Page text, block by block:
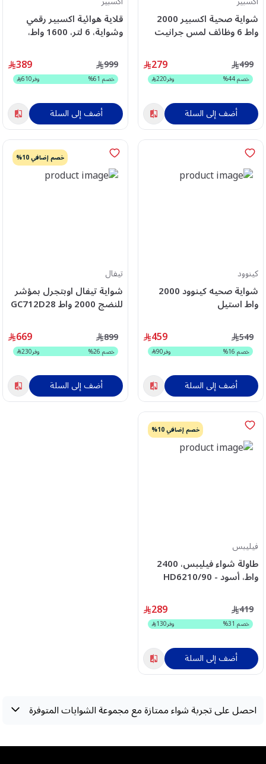
شواية صحية اكسبير 2000
واط 6 وظائف لمس جرانيت
279 499
خصم44
% وفر220
أضف إلى السلة
قلاية هوائية اكسبير رقمي
وشواية، 6 لتر، 1600 واط،
389 999
خصم 61
% وفر610
أضف إلى السلة
كينوود
شواية صحيه كينوود 2000
واط استيل
459 549
خصم 16
% وفر90
أضف إلى السلة
خصم إضافي 10%
تيفال
شواية تيفال اوبتجرل بمؤشر
للنضج 2000 واط GC712D28
669 899
خصم26
% وفر230
أضف إلى السلة
خصم إضافي 10%
فيليبس
طاولة شواء فيليبس، 2400
واط، أسود - HD6210/90
289 419
خصم 31
% وفر130
أضف إلى السلة
احصل على تجربة شواء ممتازة مع مجموعة الشوايات المتوفرة
لدينا ضمن فئة أجهزة تحضير الطعام. بفضل تصميماتها
تحضير اللحوم والمزيد بشكل مثالي. استمتع بالمذاق الرائع